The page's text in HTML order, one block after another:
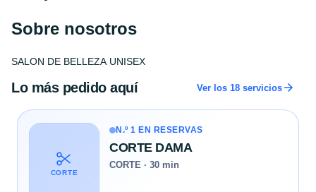
Sobre nosotros
SALON DE BELLEZA UNISEX
Lo más pedido aquí Ver los 18 servicios
CORTE
N.º 1 EN RESERVAS
CORTE DAMA
CORTE · 30 min